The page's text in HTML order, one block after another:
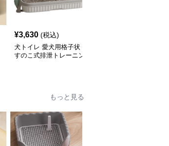
¥3,630 (税込)
犬トイレ 愛犬用格子状
すのこ式排泄トレーニン
もっと見る